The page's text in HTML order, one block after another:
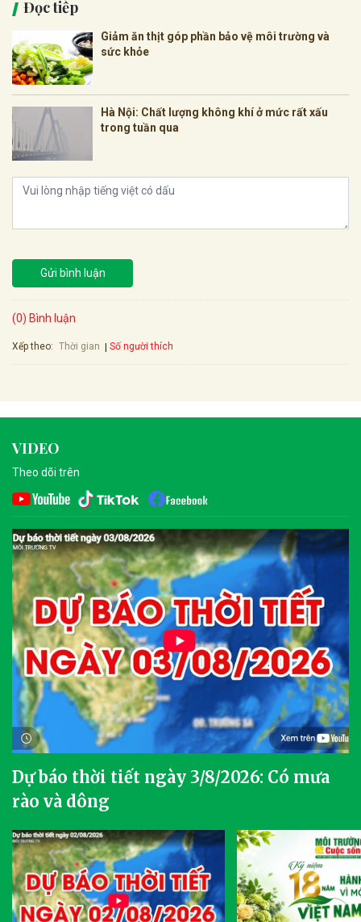
Đọc tiếp
Giảm ăn thịt góp phần bảo vệ môi trường và
sức khỏe
Hà Nội: Chất lượng không khí ở mức rất xấu
trong tuần qua
Gửi bình luận
(0) Bình luận
Xếp theo: Thời gian Số người thích
VIDEO
Theo dõi trên
Dự báo thời tiết ngày 3/8/2026: Có mưa
rào và dông